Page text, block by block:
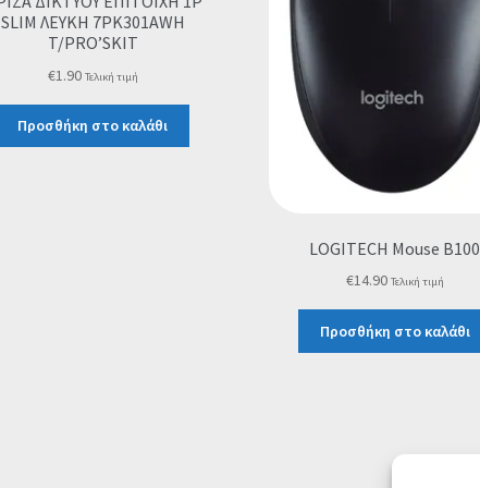
SLIM ΛΕΥΚΗ 7PK301AWH
T/PRO’SKIT
€1.90 Τελική τιμή
Προσθήκη στο καλάθι
LOGITECH Mouse B100
€14.90 Τελική τιμή
Προσθήκη στο καλάθι